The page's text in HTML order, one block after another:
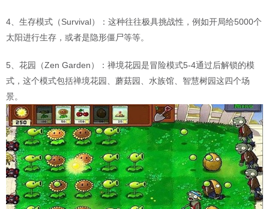
4、生存模式（Survival）：这种往往极具挑战性，例如开局给5000个
太阳进行生存，或者是隐形僵尸等等。
5、花园（Zen Garden）：禅境花园是冒险模式5-4通过后解锁的模
式，这个模式包括禅境花园、蘑菇园、水族馆、智慧树园这四个场
景。